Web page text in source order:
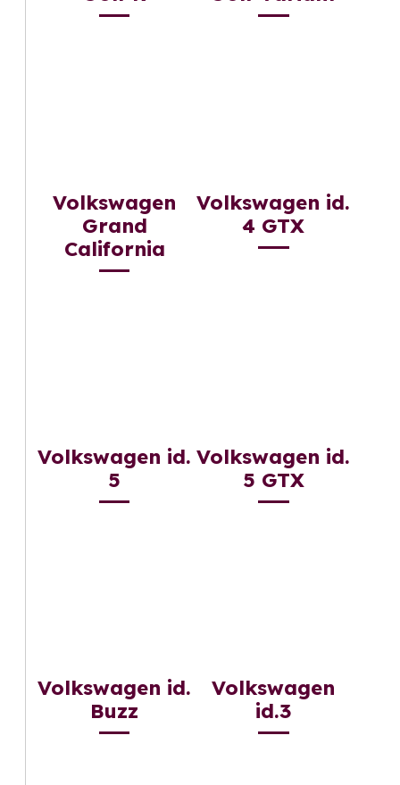
Volkswagen
Grand
California
Volkswagen id.
4 GTX
Volkswagen id.
5
Volkswagen id.
5 GTX
Volkswagen id.
Buzz
Volkswagen
id.3